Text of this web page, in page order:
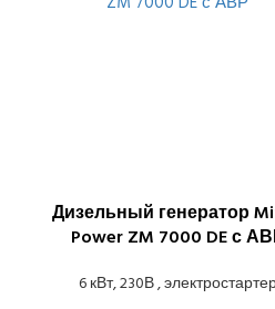
Дизельный генератор
Power ZM 7000 DE с
6 кВт, 230В ,